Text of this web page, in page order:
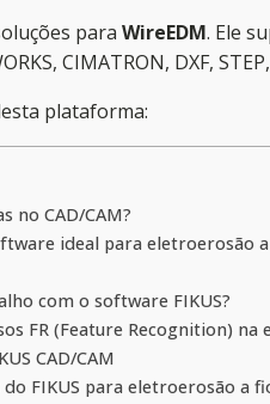
para WireEDM. Ele
CIMATRON, DXF, STEP,
plataforma:
no CAD/CAM?
ideal para eletroerosão
com o software FIKUS?
FR (Feature Recognition) na
CAD/CAM
FIKUS para eletroerosão a